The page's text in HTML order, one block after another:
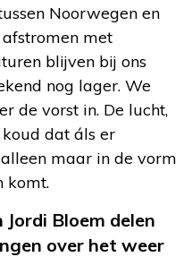
Noorwegen en
met
blijven bij ons
nog lager. We
de vorst in. De lucht,
dat áls er
maar in de vorm
komt.
Bloem delen
over het weer